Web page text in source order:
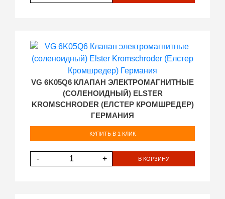
VG 6K05Q6 КЛАПАН ЭЛЕКТРОМАГНИТНЫЕ
(СОЛЕНОИДНЫЙ) ELSTER
KROMSCHRODER (ЕЛСТЕР КРОМШРЕДЕР)
ГЕРМАНИЯ
КУПИТЬ В 1 КЛИК
- + В КОРЗИНУ